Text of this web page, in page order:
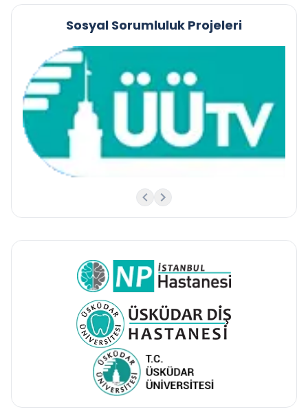
Sosyal Sorumluluk Projeleri